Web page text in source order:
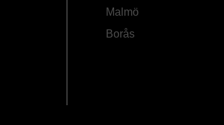
Malmö
Borås